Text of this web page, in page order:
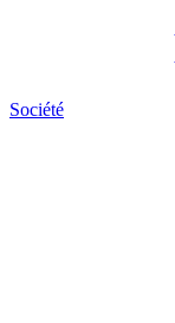
Société